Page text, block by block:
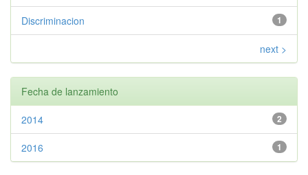
1
Discriminacion
next >
Fecha de lanzamiento
2
2014
1
2016